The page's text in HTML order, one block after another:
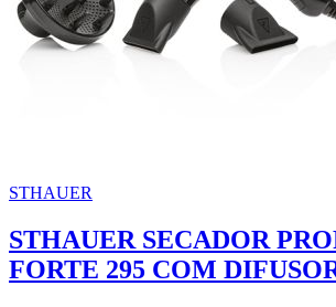
STHAUER
STHAUER SECADOR
FORTE 295 COM